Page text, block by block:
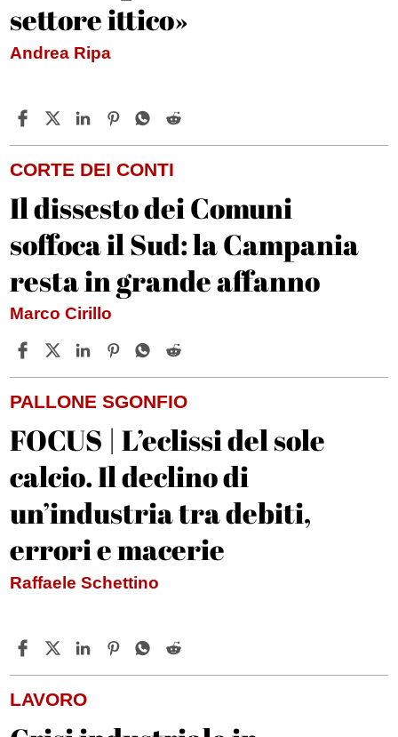
settore ittico»
Andrea Ripa
CORTE DEI CONTI
Il dissesto dei Comuni
soffoca il Sud: la Campania
resta in grande affanno
Marco Cirillo
PALLONE SGONFIO
FOCUS | L’eclissi del sole
calcio. Il declino di
un’industria tra debiti,
errori e macerie
Raffaele Schettino
LAVORO